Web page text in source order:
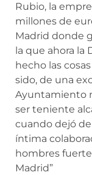
Rubio, la
millones de
Madrid donde
la que ahora la
hecho las
sido, de una
Ayuntamiento
ser teniente
cuando dejó de
íntima
hombres
Madrid”